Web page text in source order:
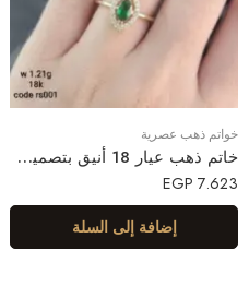
خواتم ذهب عصرية
خاتم ذهب عيار 18 أنيق بتصميم عصري
7.623
EGP
إضافة إلى السلة